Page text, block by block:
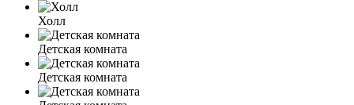
Холл
Детская комната
Детская комната